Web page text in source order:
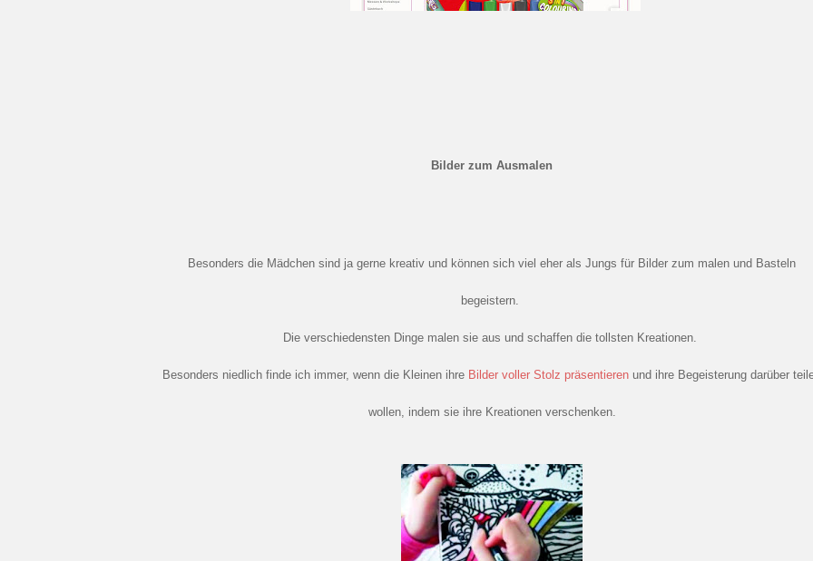
Bilder zum Ausmalen
Besonders die Mädchen sind ja gerne kreativ und können sich viel eher als Jungs für Bilder zum malen und Basteln
begeistern.
Die verschiedensten Dinge malen sie aus und schaffen die tollsten Kreationen.
Besonders niedlich finde ich immer, wenn die Kleinen ihre Bilder voller Stolz präsentieren und ihre Begeisterung darüber
wollen, indem sie ihre Kreationen verschenken.